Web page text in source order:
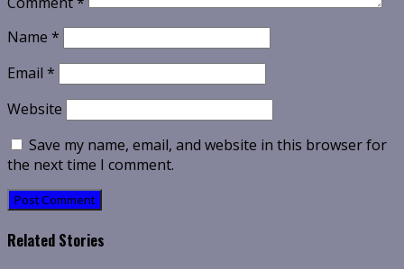
Name *
Email *
Website
Save my name, email, and website in this browser for
the next time I comment.
Related Stories